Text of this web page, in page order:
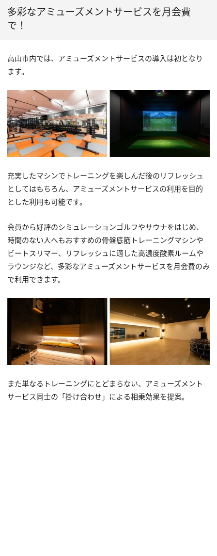
多彩なアミューズメントサービスを月会費
で！
高山市内では、アミューズメントサービスの導入は初となり
ます。
充実したマシンでトレーニングを楽しんだ後のリフレッシュ
としてはもちろん、アミューズメントサービスの利用を目的
とした利用も可能です。
会員から好評のシミュレーションゴルフやサウナをはじめ、
時間のない人へもおすすめの骨盤底筋トレーニングマシンや
ビートスリマー、リフレッシュに適した高濃度酸素ルームや
ラウンジなど、多彩なアミューズメントサービスを月会費のみ
で利用できます。
また単なるトレーニングにとどまらない、アミューズメント
サービス同士の「掛け合わせ」による相乗効果を提案。